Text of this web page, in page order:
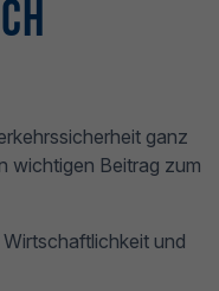
ganz
wichtigen Beitrag zum
und